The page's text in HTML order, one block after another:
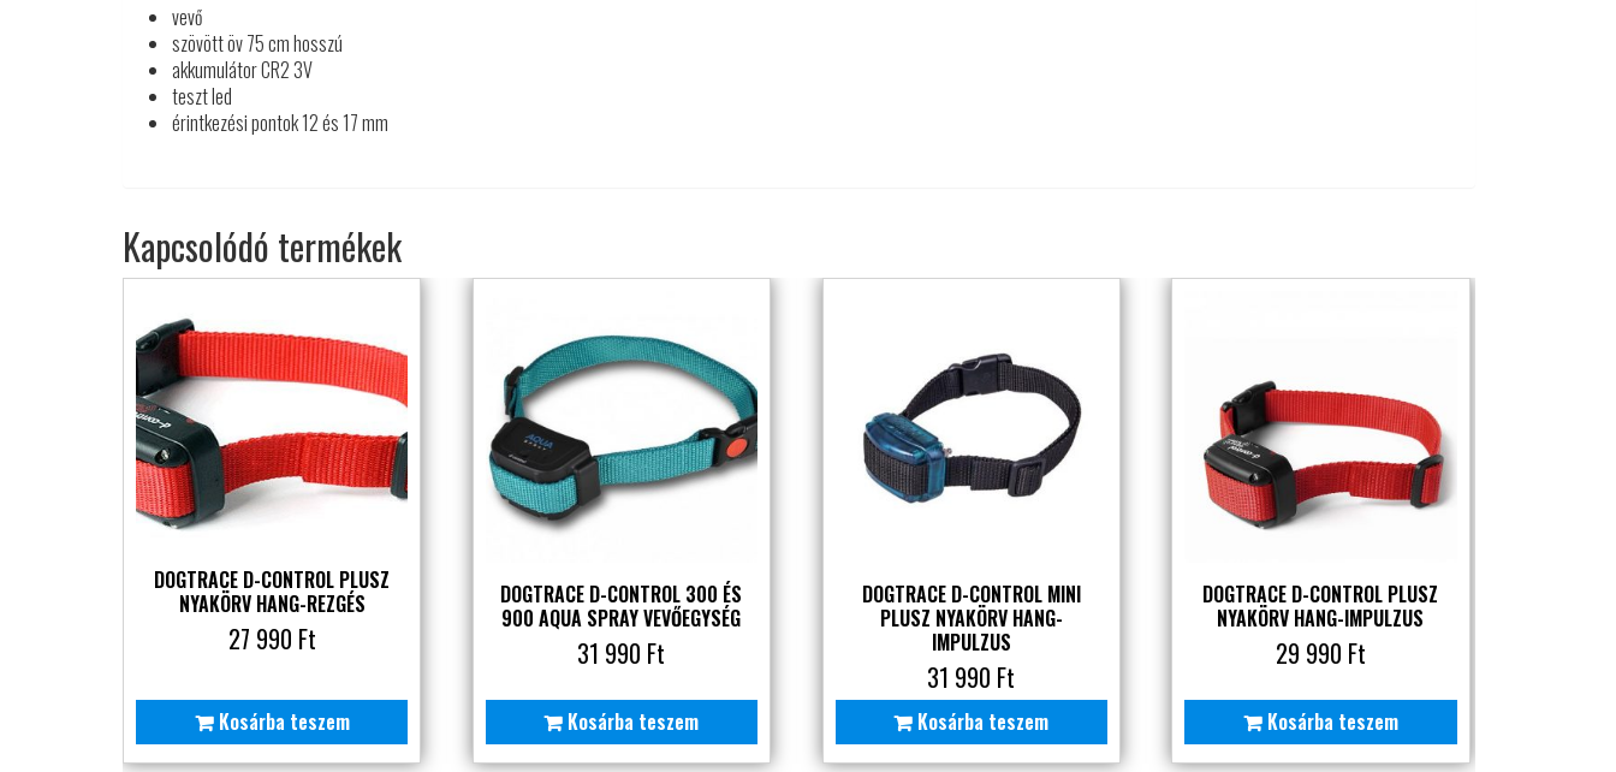
vevő
szövött öv 75 cm hosszú
akkumulátor CR2 3V
teszt led
érintkezési pontok 12 és 17 mm
Kapcsolódó termékek
DOGTRACE D-CONTROL PLUSZ
NYAKÖRV HANG-REZGÉS
27 990 Ft
Kosárba teszem
DOGTRACE D-CONTROL 300 ÉS
900 AQUA SPRAY VEVŐEGYSÉG
31 990 Ft
Kosárba teszem
DOGTRACE D-CONTROL MINI
PLUSZ NYAKÖRV HANG-
IMPULZUS
31 990 Ft
Kosárba teszem
DOGTRACE D-CONTROL PLUSZ
NYAKÖRV HANG-IMPULZUS
29 990 Ft
Kosárba teszem